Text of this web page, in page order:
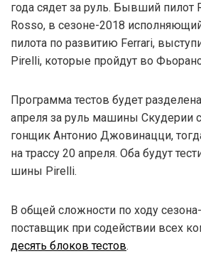
года сядет за руль. Бывший пилот
Rosso, в сезоне-2018
пилота по развитию Ferrari,
Pirelli, которые пройдут во
Программа тестов будет
апреля за руль машины Скудерии
гонщик Антонио Джовинацци,
на трассу 20 апреля. Оба будут
шины Pirelli.
В общей сложности по ходу
поставщик при содействии всех
десять блоков тестов.